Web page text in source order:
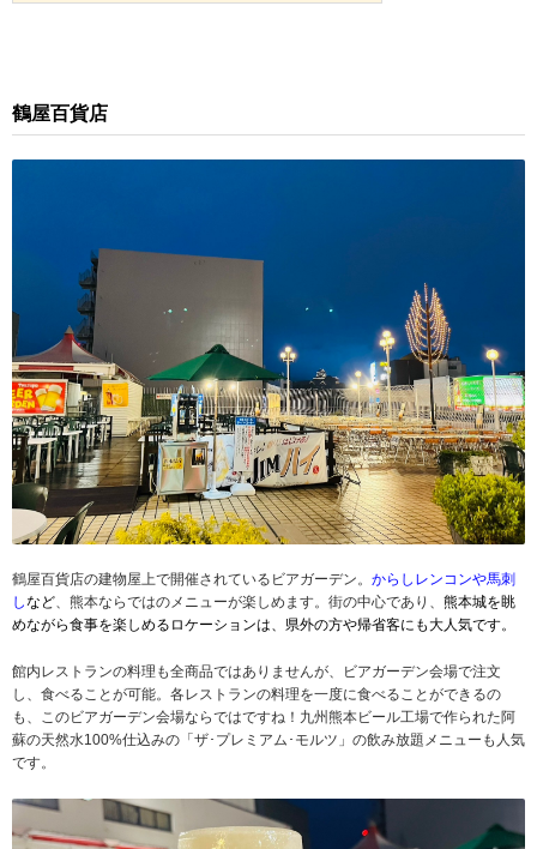
鶴屋百貨店
鶴屋百貨店の建物屋上で開催されているビアガーデン。 からしレンコンや馬刺
しなど、熊本ならではのメニューが楽しめます。街の中心であり、 熊本城を眺
めながら食事を楽しめるロケーションは、県外の方や帰省客にも大人気です。
館内レストランの料理も全商品ではありませんが、ビアガーデン会場で注文
し、食べることが可能。各レストランの料理を一度に食べることができるの
も、このビアガーデン会場ならではですね！九州熊本ビール工場で作られた阿
蘇の天然水100%仕込みの「ザ･プレミアム･モルツ」の飲み放題メニューも人気
です。